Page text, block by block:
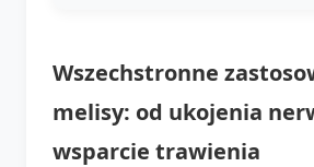
Wszechstronne
melisy: od ukojenia
wsparcie trawienia